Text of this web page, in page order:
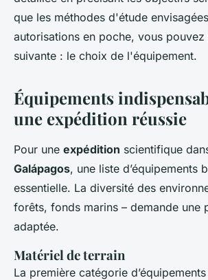
que les méthodes d'étude
autorisations en poche, vous pouvez
suivante : le choix de l'équipement.
Équipements
une expédition réussie
Pour une expédition scientifique
Galápagos, une liste d’équipements
essentielle. La diversité des
forêts, fonds marins – demande une
adaptée.
Matériel de terrain
La première catégorie